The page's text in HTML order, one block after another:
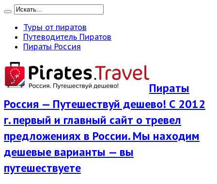
Туры от пиратов
Путеводитель Пиратов
Пираты Россия
Пираты
Россия — Путешествуй дешево! С 2012
г. первый и главный сайт о тревел
предложениях в России. Мы находим
дешевые варианты — вы
путешествуете